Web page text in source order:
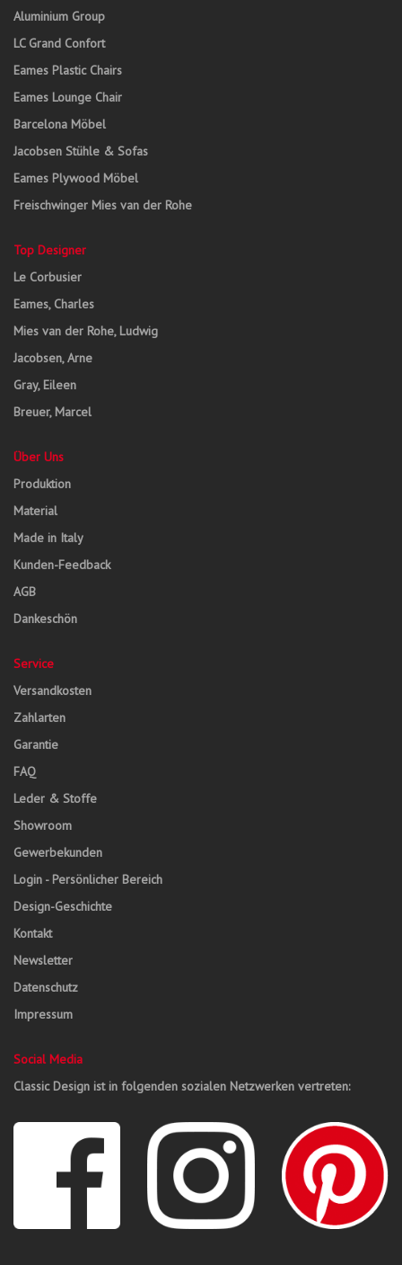
Aluminium Group
LC Grand Confort
Eames Plastic Chairs
Eames Lounge Chair
Barcelona Möbel
Jacobsen Stühle & Sofas
Eames Plywood Möbel
Freischwinger Mies van der Rohe
Top Designer
Le Corbusier
Eames, Charles
Mies van der Rohe, Ludwig
Jacobsen, Arne
Gray, Eileen
Breuer, Marcel
Über Uns
Produktion
Material
Made in Italy
Kunden-Feedback
AGB
Dankeschön
Service
Versandkosten
Zahlarten
Garantie
FAQ
Leder & Stoffe
Showroom
Gewerbekunden
Login - Persönlicher Bereich
Design-Geschichte
Kontakt
Newsletter
Datenschutz
Impressum
Social Media
Classic Design ist in folgenden sozialen Netzwerken vertreten: